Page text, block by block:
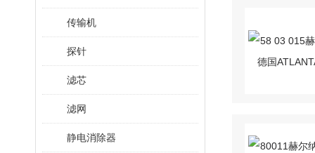
传输机
探针
滤芯
滤网
静电消除器